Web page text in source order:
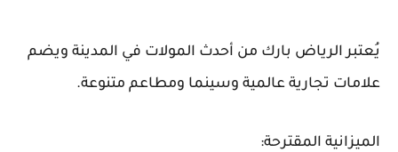
يُعتبر الرياض بارك من أحدث المولات في المدينة ويضم
علامات تجارية عالمية وسينما ومطاعم متنوعة.
الميزانية المقترحة: